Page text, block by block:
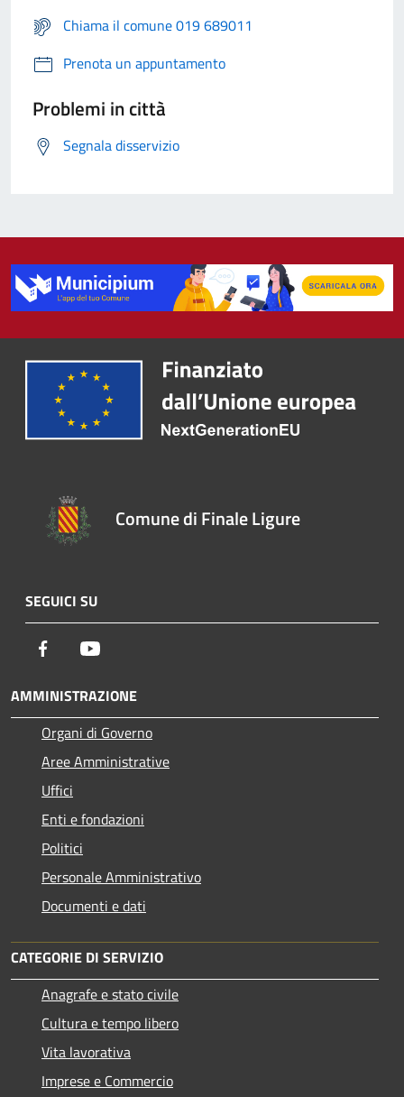
Chiama il comune 019 689011
Prenota un appuntamento
Problemi in città
Segnala disservizio
Comune di Finale Ligure
SEGUICI SU
Facebook
AMMINISTRAZIONE
Organi di Governo
Aree Amministrative
Uffici
Enti e fondazioni
Politici
Personale Amministrativo
Documenti e dati
CATEGORIE DI SERVIZIO
Anagrafe e stato civile
Cultura e tempo libero
Vita lavorativa
Imprese e Commercio